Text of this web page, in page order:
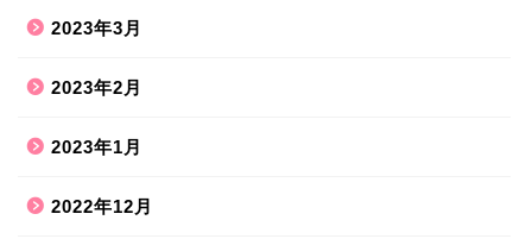
2023年3月
2023年2月
2023年1月
2022年12月